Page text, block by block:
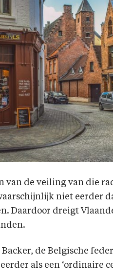
van de veiling van die
niet eerder
Daardoor dreigt
de Belgische
als een ‘ordinaire